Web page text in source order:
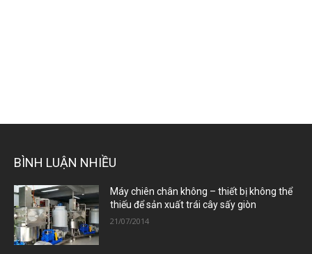
BÌNH LUẬN NHIỀU
Máy chiên chân không – thiết bị không thể
thiếu để sản xuất trái cây sấy giòn
21/07/2014